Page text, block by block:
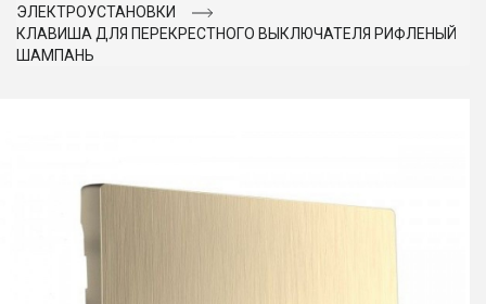
ЭЛЕКТРОУСТАНОВКИ
КЛАВИША ДЛЯ ПЕРЕКРЕСТНОГО ВЫКЛЮЧАТЕЛЯ РИФЛЕНЫЙ
ШАМПАНЬ